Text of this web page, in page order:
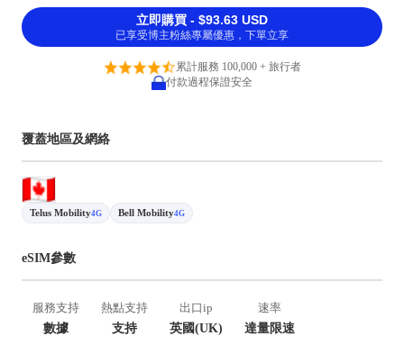
立即購買 - $93.63 USD
已享受博主粉絲專屬優惠，下單立享
累計服務 100,000 + 旅行者
付款過程保證安全
覆蓋地區及網絡
Telus Mobility4G Bell Mobility4G
eSIM參數
服務支持
數據
熱點支持
支持
出口ip
英國(UK)
速率
達量限速